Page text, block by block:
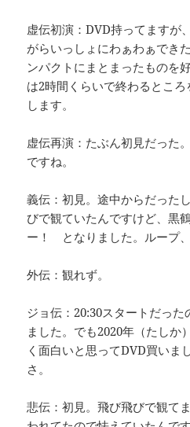
虚伝初演：DVD持ってますが
がらいっしょにわぁわぁでき
ンパクトにまとまったものを
は2時間くらいで終わるとこ
します。
虚伝再演：たぶん初見だった
ですね。
義伝：初見。途中からだった
びで観ていたんですけど、黒
ー！ となりました。ループ
外伝：観れず。
ジョ伝：20:30スタートだっ
ました。でも2020年（たしか
く面白いと思ってDVD買いま
さ。
悲伝：初見。飛び飛びで観て